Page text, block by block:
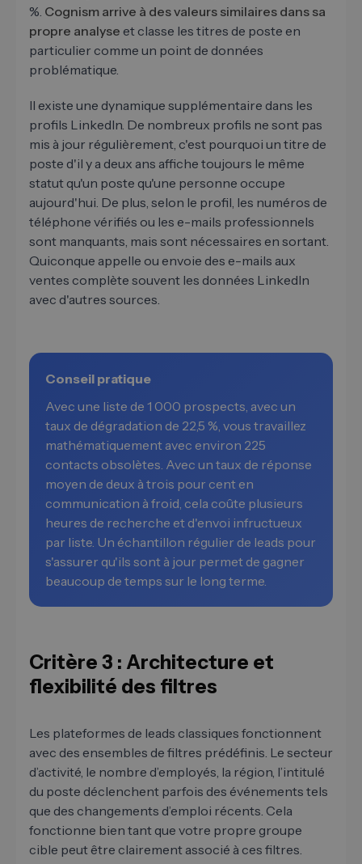
%. Cognism arrive à des valeurs similaires dans sa
propre analyse et classe les titres de poste en
particulier comme un point de données
problématique.
Il existe une dynamique supplémentaire dans les
profils LinkedIn. De nombreux profils ne sont pas
mis à jour régulièrement, c'est pourquoi un titre de
poste d'il y a deux ans affiche toujours le même
statut qu'un poste qu'une personne occupe
aujourd'hui. De plus, selon le profil, les numéros de
téléphone vérifiés ou les e-mails professionnels
sont manquants, mais sont nécessaires en sortant.
Quiconque appelle ou envoie des e-mails aux
ventes complète souvent les données LinkedIn
avec d'autres sources.
Conseil pratique
Avec une liste de 1 000 prospects, avec un
taux de dégradation de 22,5 %, vous travaillez
mathématiquement avec environ 225
contacts obsolètes. Avec un taux de réponse
moyen de deux à trois pour cent en
communication à froid, cela coûte plusieurs
heures de recherche et d'envoi infructueux
par liste. Un échantillon régulier de leads pour
s'assurer qu'ils sont à jour permet de gagner
beaucoup de temps sur le long terme.
Critère 3 : Architecture et
flexibilité des filtres
Les plateformes de leads classiques fonctionnent
avec des ensembles de filtres prédéfinis. Le secteur
d’activité, le nombre d’employés, la région, l’intitulé
du poste déclenchent parfois des événements tels
que des changements d’emploi récents. Cela
fonctionne bien tant que votre propre groupe
cible peut être clairement associé à ces filtres.